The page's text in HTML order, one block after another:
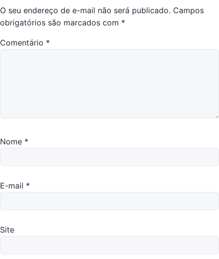
O seu endereço de e-mail não será publicado. Campos
obrigatórios são marcados com *
Comentário *
Nome *
E-mail *
Site